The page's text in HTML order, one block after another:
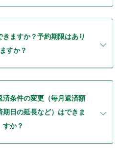
ますか？予約期限はあり
ますか？
済条件の変更（毎月返済額
日の延長など）はできま
すか？